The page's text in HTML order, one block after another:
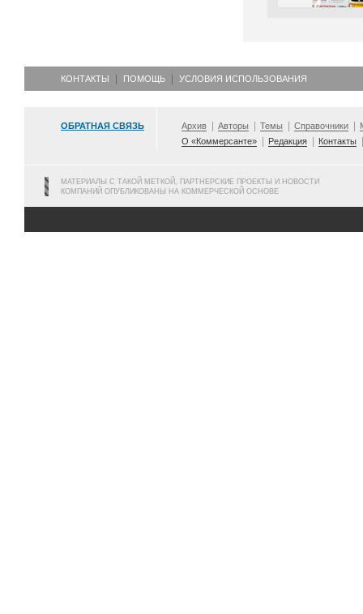
КОНТАКТЫ ПОМОЩЬ УСЛОВИЯ ИСПОЛЬЗОВАНИЯ
ОБРАТНАЯ СВЯЗЬ Архив Авторы Темы Справочники
О «Коммерсанте»
Редакция Контакты
МАТЕРИАЛЫ С ТАКОЙ МЕТКОЙ, ПАРТНЕРСКИЕ ПРОЕКТЫ И НОВОСТИ
КОМПАНИЙ ОПУБЛИКОВАНЫ НА КОММЕРЧЕСКОЙ ОСНОВЕ